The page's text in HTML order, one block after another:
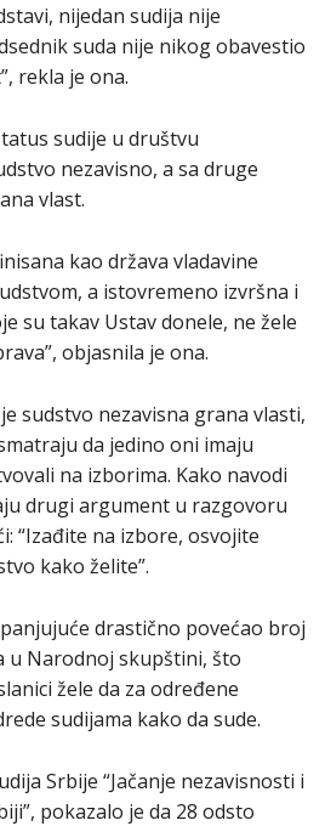
nijedan sudija nije
suda nije nikog obavestio
rekla je ona.
sudije u društvu
nezavisno, a sa druge
vlast.
kao država vladavine
a istovremeno izvršna i
su takav Ustav donele, ne žele
objasnila je ona.
sudstvo nezavisna grana vlasti,
da jedino oni imaju
na izborima. Kako navodi
drugi argument u razgovoru
“Izađite na izbore, osvojite
kako želite”.
drastično povećao broj
u Narodnoj skupštini, što
žele da za određene
sudijama kako da sude.
Srbije “Jačanje nezavisnosti i
pokazalo je da 28 odsto